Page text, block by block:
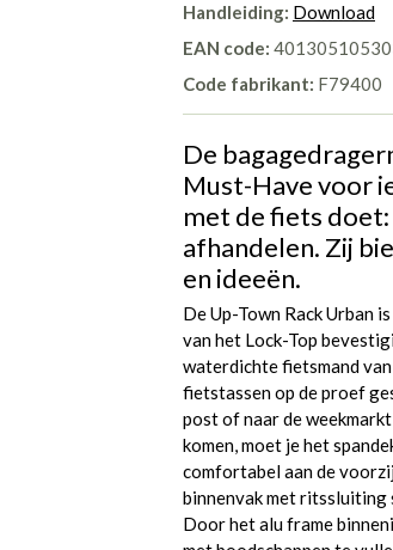
Handleiding: Download
EAN code:
Code fabrikant: F79400
De
Must-Have voor
met de fiets
afhandelen. Zij
en ideeën.
De Up-Town Rack Urban
van het Lock-Top
waterdichte fietsmand
fietstassen op de proef
post of naar de
komen, moet je het
comfortabel aan de
binnenvak met ritssluiting
Door het alu frame